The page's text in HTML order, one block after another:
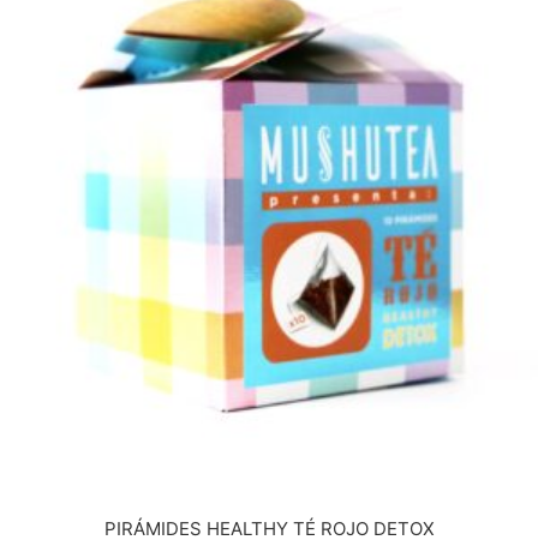
PIRÁMIDES HEALTHY TÉ ROJO DETOX